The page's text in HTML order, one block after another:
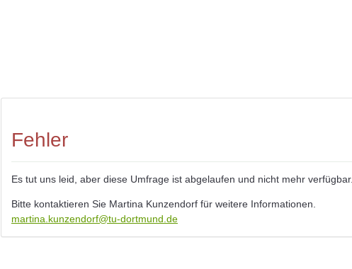
Fehler
Es tut uns leid, aber diese Umfrage ist abgelaufen und nicht mehr verfügbar.
Bitte kontaktieren Sie Martina Kunzendorf für weitere Informationen.
martina.kunzendorf@tu-dortmund.de